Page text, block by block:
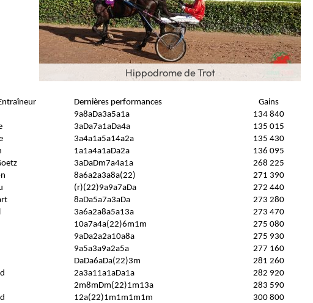
Hippodrome de Trot
Dernières performances
Gains
9a8aDa3a5a1a
134 840
3aDa7a1aDa4a
135 015
3a4a1a5a14a2a
135 430
1a1a4a1aDa2a
136 095
3aDaDm7a4a1a
268 225
8a6a2a3a8a(22)
271 390
(r)(22)9a9a7aDa
272 440
8aDa5a7a3aDa
273 280
3a6a2a8a5a13a
273 470
10a7a4a(22)6m1m
275 080
9aDa2a2a10a8a
275 930
9a5a3a9a2a5a
277 160
DaDa6aDa(22)3m
281 260
2a3a11a1aDa1a
282 920
2m8mDm(22)1m13a
283 590
12a(22)1m1m1m1m 300 800